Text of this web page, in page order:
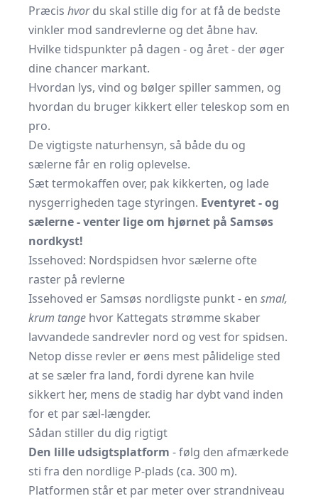
Præcis hvordu skal stille dig for at få de bedste
vinkler mod sandrevlerne og det åbne hav.
Hvilke tidspunkter på dagen - og året - der øger
dine chancer markant.
Hvordan lys, vind og bølger spiller sammen, og
hvordan du bruger kikkert eller teleskop som en
pro.
De vigtigste naturhensyn, så både du og
sælerne får en rolig oplevelse.
Sæt termokaffen over, pak kikkerten, og lade
nysgerrigheden tage styringen. Eventyret - og
sælerne - venter lige om hjørnet på Samsøs
nordkyst!
Issehoved: Nordspidsen hvor sælerne ofte
raster på revlerne
Issehoved er Samsøs nordligste punkt - en smal,
krum tange hvor Kattegats strømme skaber
lavvandede sandrevler nord og vest for spidsen.
Netop disse revler er øens mest pålidelige sted
at se sæler fra land, fordi dyrene kan hvile
sikkert her, mens de stadig har dybt vand inden
for et par sæl-længder.
Sådan stiller du dig rigtigt
Den lille udsigtsplatform - følg den afmærkede
sti fra den nordlige P-plads (ca. 300 m).
Platformen står et par meter over strandniveau